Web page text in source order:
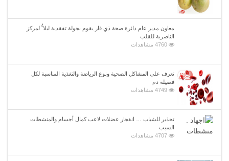
معاون مدير عام دائرة صحة ذي قار يقوم بجولة تفقدية ليلا ًُ لمركز
الناصرية للقلب
4760 مشاهدات
تعرف على المشاكل الصحية ونوع الرياضة والتغذية المناسبة لكل
فصيلة دم
4749 مشاهدات
تحذير للشباب … انفجار عضلات لاعب كمال أجسام والمنشطات
السبب
4707 مشاهدات